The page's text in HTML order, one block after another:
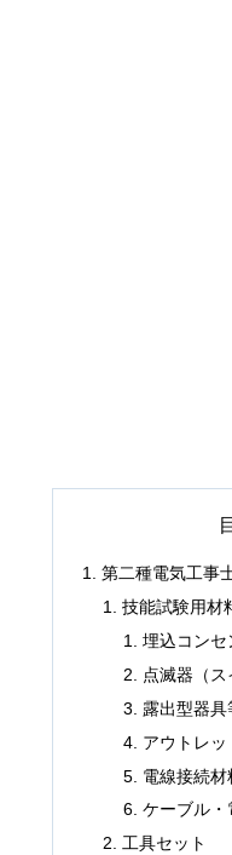
第二種電気工事
技能試験用材
埋込コンセ
点滅器（ス
露出型器具
アウトレ
電線接続材
ケーブル・
工具セット